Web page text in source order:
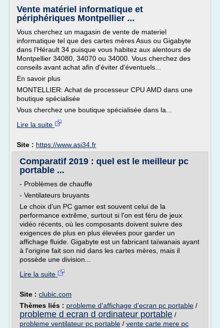
Vente matériel informatique et
périphériques Montpellier ...
Vous cherchez un magasin de vente de materiel
informatique tel que des cartes mères Asus ou Gigabyte
dans l'Hérault 34 puisque vous habitez aux alentours de
Montpellier 34080, 34070 ou 34000. Vous cherchez des
conseils avant achat afin d'éviter d'éventuels...
En savoir plus
MONTELLIER: Achat de processeur CPU AMD dans une
boutique spécialisée
Vous cherchez une boutique spécialisée dans la...
Lire la suite
Site : https://www.asi34.fr
Comparatif 2019 : quel est le meilleur pc
portable ...
- Problèmes de chauffe
- Ventilateurs bruyants
Le choix d'un PC gamer est souvent celui de la
performance extrême, surtout si l'on est féru de jeux
vidéo récents, où les composants doivent suivre des
exigences de plus en plus élevées pour garder un
affichage fluide. Gigabyte est un fabricant taïwanais ayant
à l'origine fait son nid dans les cartes mères, mais il
possède une division...
Lire la suite
Site : clubic.com
Thèmes liés : probleme d'affichage d'ecran pc portable /
probleme d ecran d ordinateur portable /
probleme ventilateur pc portable / vente carte mere pc